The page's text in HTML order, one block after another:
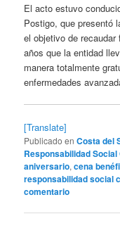
El acto estuvo
Postigo, que presentó
el objetivo de
años que la entidad
manera totalmente
enfermedades
[Translate]
Publicado en Costa del
Responsabilidad
aniversario,cena
responsabilidad social
comentario